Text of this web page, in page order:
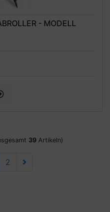
- MODELL
39 Artikeln)
2